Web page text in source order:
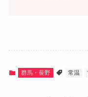
群馬・長野 常温